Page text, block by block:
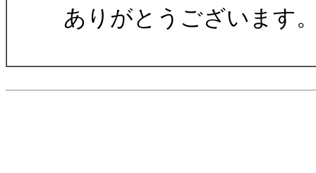
ありがとうございます